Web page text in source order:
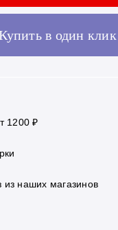
в один клик
1200 ₽
наших магазинов